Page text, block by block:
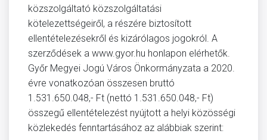
közszolgáltató közszolgáltatási
kötelezettségeiről, a részére biztosított
ellentételezésekről és kizárólagos jogokról. A
szerződések a www.gyor.hu honlapon elérhetők.
Győr Megyei Jogú Város Önkormányzata a 2020.
évre vonatkozóan összesen bruttó
1.531.650.048,- Ft (nettó 1.531.650.048,- Ft)
összegű ellentételezést nyújtott a helyi közösségi
közlekedés fenntartásához az alábbiak szerint: